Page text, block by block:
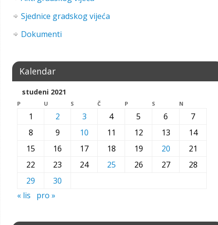
Sjednice gradskog vijeća
Dokumenti
Kalendar
studeni 2021
P U S Č P S N
1 2 3 4 5 6
7
8
9 10 11 12 13
14
15
16 17 18 19 20
21
22
23 24 25 26 27
28
29
30
« lis
pro »